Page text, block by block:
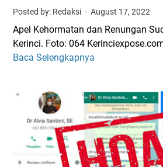
g
S
e
-
i
n
u
t
K
l
d
a
J
a
a
m
K
n
c
i
A
n
Posted by: Redaksi August 17, 2022
Apel Kehormatan dan Renungan
Kerinci. Foto: 064
Baca Selengkapnya
c
a
r
a
R